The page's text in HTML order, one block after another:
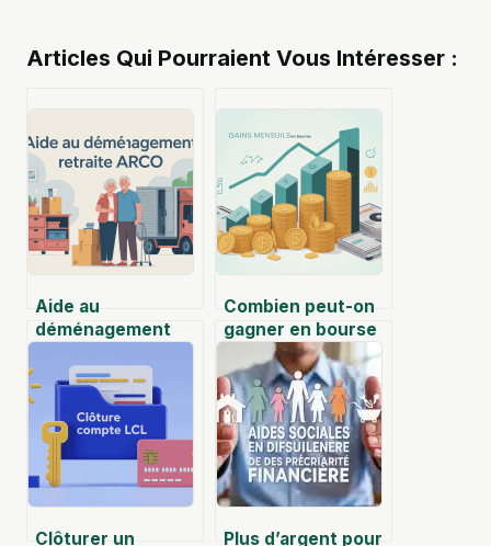
Articles Qui Pourraient Vous Intéresser :
Aide au
déménagement
guide complet
pour en bénéficier
Combien peut-on
gagner en bourse
par mois sans se
raconter
d’histoires
Clôturer un
Plus d’argent pour